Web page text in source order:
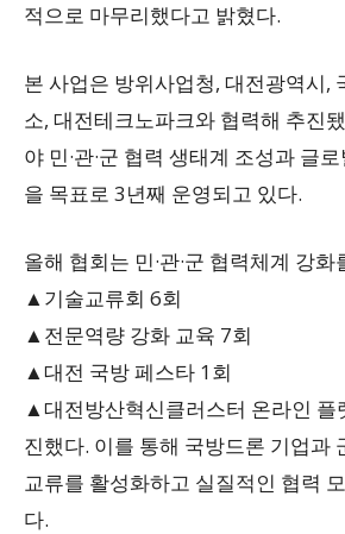
적으로 마무리했다고 밝혔다.
본 사업은 방위사업청, 대전광역시,
소, 대전테크노파크와 협력해 추진
야 민·관·군 협력 생태계 조성과 글
을 목표로 3년째 운영되고 있다.
올해 협회는 민·관·군 협력체계 강화
▲기술교류회 6회
▲전문역량 강화 교육 7회
▲대전 국방 페스타 1회
▲대전방산혁신클러스터 온라인 플
진했다. 이를 통해 국방드론 기업과
교류를 활성화하고 실질적인 협력
다.